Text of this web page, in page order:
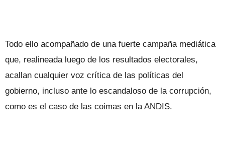
Todo ello acompañado de una fuerte campaña mediática
que, realineada luego de los resultados electorales,
acallan cualquier voz crítica de las políticas del
gobierno, incluso ante lo escandaloso de la corrupción,
como es el caso de las coimas en la ANDIS.